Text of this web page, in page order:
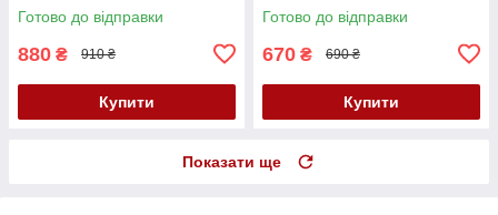
Готово до відправки
880 ₴ 910 ₴
Купити
Готово до відправки
670 ₴ 690 ₴
Купити
Показати ще